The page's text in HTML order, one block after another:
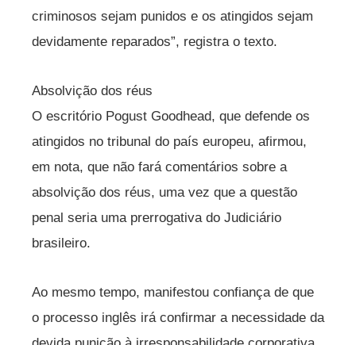
criminosos sejam punidos e os atingidos sejam
devidamente reparados”, registra o texto.
Absolvição dos réus
O escritório Pogust Goodhead, que defende os
atingidos no tribunal do país europeu, afirmou,
em nota, que não fará comentários sobre a
absolvição dos réus, uma vez que a questão
penal seria uma prerrogativa do Judiciário
brasileiro.
Ao mesmo tempo, manifestou confiança de que
o processo inglês irá confirmar a necessidade da